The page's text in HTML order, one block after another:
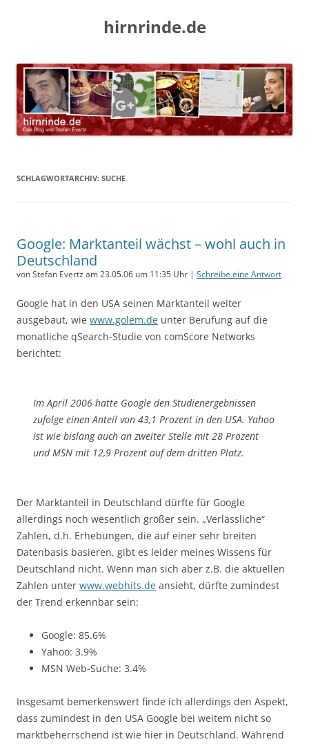
hirnrinde.de
SCHLAGWORTARCHIV: SUCHE
Google: Marktanteil wächst – wohl auch in
Deutschland
von Stefan Evertz am 23.05.06 um 11:35 Uhr | Schreibe eine Antwort
Google hat in den USA seinen Marktanteil weiter
ausgebaut, wie www.golem.de unter Berufung auf die
monatliche qSearch-Studie von comScore Networks
berichtet:
Im April 2006 hatte Google den Studienergebnissen
zufolge einen Anteil von 43,1 Prozent in den USA. Yahoo
ist wie bislang auch an zweiter Stelle mit 28 Prozent
und MSN mit 12,9 Prozent auf dem dritten Platz.
Der Marktanteil in Deutschland dürfte für Google
allerdings noch wesentlich größer sein. „Verlässliche“
Zahlen, d.h. Erhebungen, die auf einer sehr breiten
Datenbasis basieren, gibt es leider meines Wissens für
Deutschland nicht. Wenn man sich aber z.B. die aktuellen
Zahlen unter www.webhits.de ansieht, dürfte zumindest
der Trend erkennbar sein:
Google: 85.6%
Yahoo: 3.9%
MSN Web-Suche: 3.4%
Insgesamt bemerkenswert finde ich allerdings den Aspekt,
dass zumindest in den USA Google bei weitem nicht so
marktbeherrschend ist wie hier in Deutschland. Während